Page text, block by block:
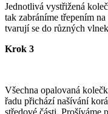
Jednotlivá vystřižená
tak zabráníme třepením
tvarují se do různých
Krok 3
Všechna opalovaná
řadu přichází našívání
středové části. Prošíváme